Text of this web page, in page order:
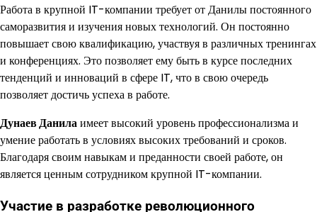
Работа в крупной IT-компании требует от Данилы постоянного
саморазвития и изучения новых технологий. Он постоянно
повышает свою квалификацию, участвуя в различных тренингах
и конференциях. Это позволяет ему быть в курсе последних
тенденций и инноваций в сфере IT, что в свою очередь
позволяет достичь успеха в работе.
Дунаев Данилаимеет высокий уровень профессионализма и
умение работать в условиях высоких требований и сроков.
Благодаря своим навыкам и преданности своей работе, он
является ценным сотрудником крупной IT-компании.
Участие в разработке революционного